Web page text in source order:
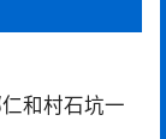
和村石坑一